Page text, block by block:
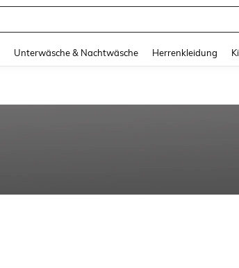
Unterwäsche & Nachtwäsche Herrenkleidung